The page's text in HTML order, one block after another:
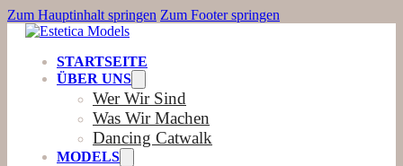
Zum Hauptinhalt springen Zum Footer springen
STARTSEITE
ÜBER UNS
Wer Wir Sind
Was Wir Machen
Dancing Catwalk
MODELS